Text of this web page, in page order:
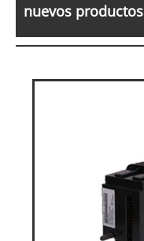
nuevos productos